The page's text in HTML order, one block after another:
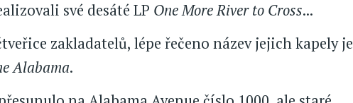
své desáté LP One More River to Cross...
zakladatelů, lépe řečeno název jejich kapely je
Alabama.